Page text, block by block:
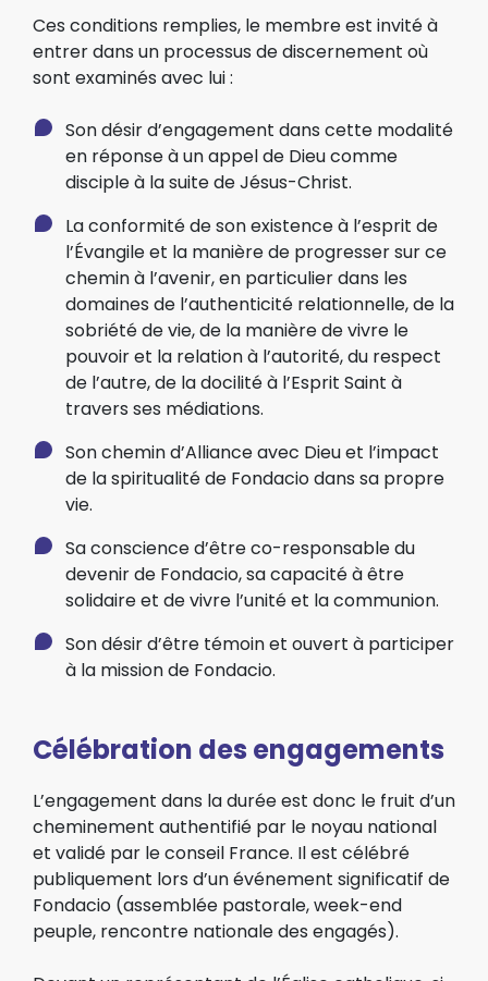
Ces conditions remplies, le membre est invité à
entrer dans un processus de discernement où
sont examinés avec lui :
Son désir d’engagement dans cette modalité
en réponse à un appel de Dieu comme
disciple à la suite de Jésus-Christ.
La conformité de son existence à l’esprit de
l’Évangile et la manière de progresser sur ce
chemin à l’avenir, en particulier dans les
domaines de l’authenticité relationnelle, de la
sobriété de vie, de la manière de vivre le
pouvoir et la relation à l’autorité, du respect
de l’autre, de la docilité à l’Esprit Saint à
travers ses médiations.
Son chemin d’Alliance avec Dieu et l’impact
de la spiritualité de Fondacio dans sa propre
vie.
Sa conscience d’être co-responsable du
devenir de Fondacio, sa capacité à être
solidaire et de vivre l’unité et la communion.
Son désir d’être témoin et ouvert à participer
à la mission de Fondacio.
Célébration des engagements
L’engagement dans la durée est donc le fruit d’un
cheminement authentifié par le noyau national
et validé par le conseil France. Il est célébré
publiquement lors d’un événement significatif de
Fondacio (assemblée pastorale, week-end
peuple, rencontre nationale des engagés).